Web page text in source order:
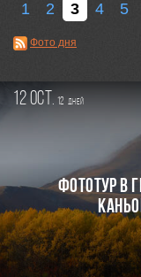
1 2 3 4 5
Фото дня
12 oct. 12 дней
Фототур в